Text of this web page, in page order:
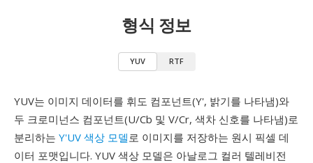
형식 정보
YUV RTF
YUV는 이미지 데이터를 휘도 컴포넌트(Y', 밝기를 나타냄)와
두 크로미넌스 컴포넌트(U/Cb 및 V/Cr, 색차 신호를 나타냄)로
분리하는 Y'UV 색상 모델로 이미지를 저장하는 원시 픽셀 데
이터 포맷입니다. YUV 색상 모델은 아날로그 컬러 텔레비전